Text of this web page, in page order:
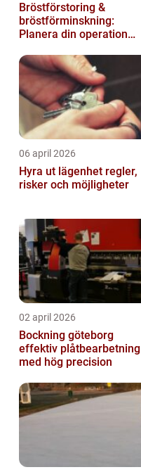
Bröstförstoring &
bröstförminskning:
Planera din operation
06 april 2026
Hyra ut lägenhet regler,
risker och möjligheter
02 april 2026
Bockning göteborg
effektiv plåtbearbetning
med hög precision